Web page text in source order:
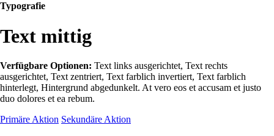
Typografie
Text mittig
Verfügbare Optionen: Text links ausgerichtet, Text rechts
ausgerichtet, Text zentriert, Text farblich invertiert, Text farblich
hinterlegt, Hintergrund abgedunkelt. At vero eos et accusam et justo
duo dolores et ea rebum.
Primäre Aktion Sekundäre Aktion